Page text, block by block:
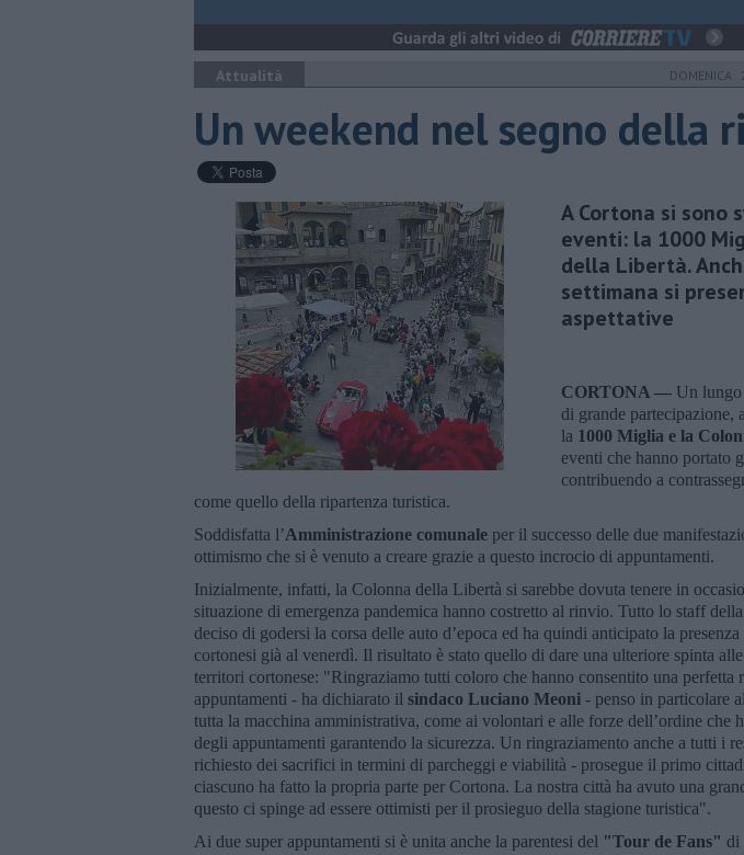
Attualità DOMENICA
Un weekend nel segno della
A Cortona si sono
eventi: la 1000
della Libertà.
settimana si
aspettative
CORTONA — Un lungo
di grande partecipazione,
la 1000 Miglia e la
eventi che hanno portato
contribuendo a
come quello della ripartenza turistica.
Soddisfatta l’Amministrazione comunale per il successo delle due
ottimismo che si è venuto a creare grazie a questo incrocio di appuntamenti.
Inizialmente, infatti, la Colonna della Libertà si sarebbe dovuta tenere in
situazione di emergenza pandemica hanno costretto al rinvio. Tutto lo staff
deciso di godersi la corsa delle auto d’epoca ed ha quindi anticipato la
cortonesi già al venerdì. Il risultato è stato quello di dare una ulteriore spinta
territori cortonese: "Ringraziamo tutti coloro che hanno consentito una perfetta
appuntamenti - ha dichiarato il sindaco Luciano Meoni - penso in particolare
tutta la macchina amministrativa, come ai volontari e alle forze dell’ordine che
degli appuntamenti garantendo la sicurezza. Un ringraziamento anche a tutti i
richiesto dei sacrifici in termini di parcheggi e viabilità - prosegue il primo
ciascuno ha fatto la propria parte per Cortona. La nostra città ha avuto una
questo ci spinge ad essere ottimisti per il prosieguo della stagione turistica".
Ai due super appuntamenti si è unita anche la parentesi del "Tour de Fans" di